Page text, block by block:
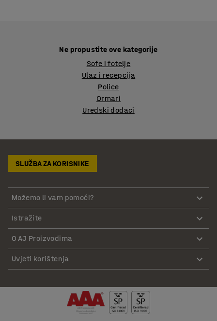
Ne propustite ove kategorije
Sofe i fotelje
Ulaz i recepcija
Police
Ormari
Uredski dodaci
SLUŽBA ZA KORISNIKE
Možemo li vam pomoći?
Istražite
O AJ Proizvodima
Uvjeti korištenja